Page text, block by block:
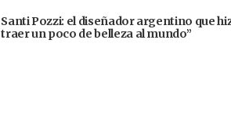
Santi Pozzi: el diseñador argentino que
traer un poco de belleza al mundo”